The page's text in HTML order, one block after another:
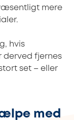
mere
hvis
derved fjernes
set – eller
med